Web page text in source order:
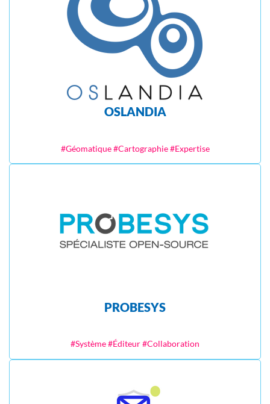
OSLANDIA
#Géomatique #Cartographie #Expertise
PROBESYS
#Système #Éditeur #Collaboration